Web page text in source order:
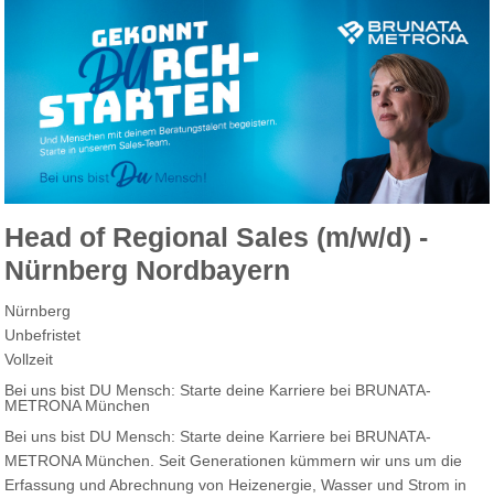
Head of Regional Sales (m/w/d) -
Nürnberg Nordbayern
Nürnberg
Unbefristet
Vollzeit
Bei uns bist DU Mensch: Starte deine Karriere bei BRUNATA-
METRONA München
Bei uns bist DU Mensch: Starte deine Karriere bei BRUNATA-
METRONA München. Seit Generationen kümmern wir uns um die
Erfassung und Abrechnung von Heizenergie, Wasser und Strom in